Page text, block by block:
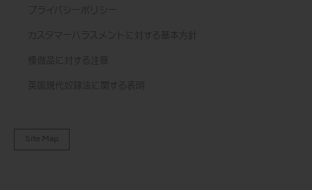
プライバシーポリシー
カスタマーハラスメントに対する基本方針
模倣品に対する注意
英国現代奴隷法に関する表明
Site Map